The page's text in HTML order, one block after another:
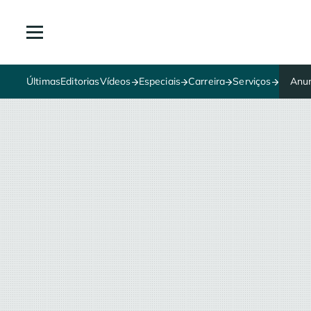
ÚltimasEditoriasVídeos Especiais Carreira Serviços